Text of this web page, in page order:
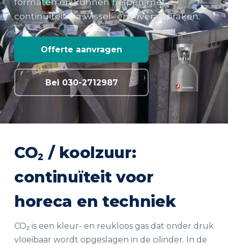
continuïteit via wissel- en leverafspraken.
Offerte aanvragen
Bel 030-2712987
CO₂ / koolzuur:
continuïteit voor
horeca en techniek
CO₂ is een kleur- en reukloos gas dat onder druk
vloeibaar wordt opgeslagen in de cilinder. In de